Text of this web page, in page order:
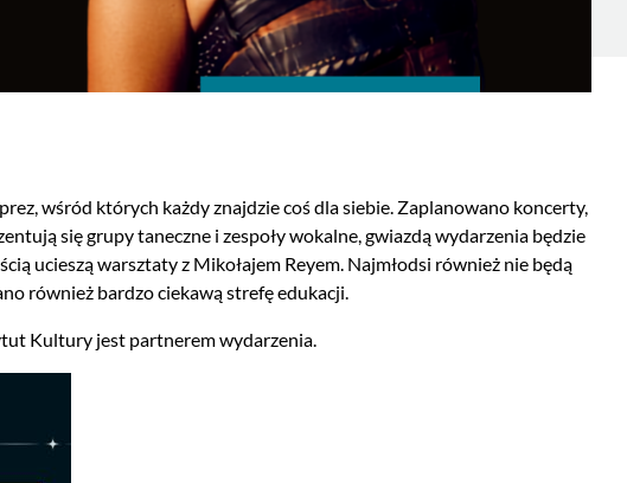
wśród których każdy znajdzie coś dla siebie. Zaplanowano koncerty,
się grupy taneczne i zespoły wokalne, gwiazdą wydarzenia będzie
ucieszą warsztaty z Mikołajem Reyem. Najmłodsi również nie będą
również bardzo ciekawą strefę edukacji.
Kultury jest partnerem wydarzenia.